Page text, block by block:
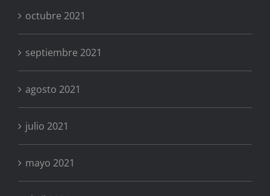
octubre 2021
septiembre 2021
agosto 2021
julio 2021
mayo 2021